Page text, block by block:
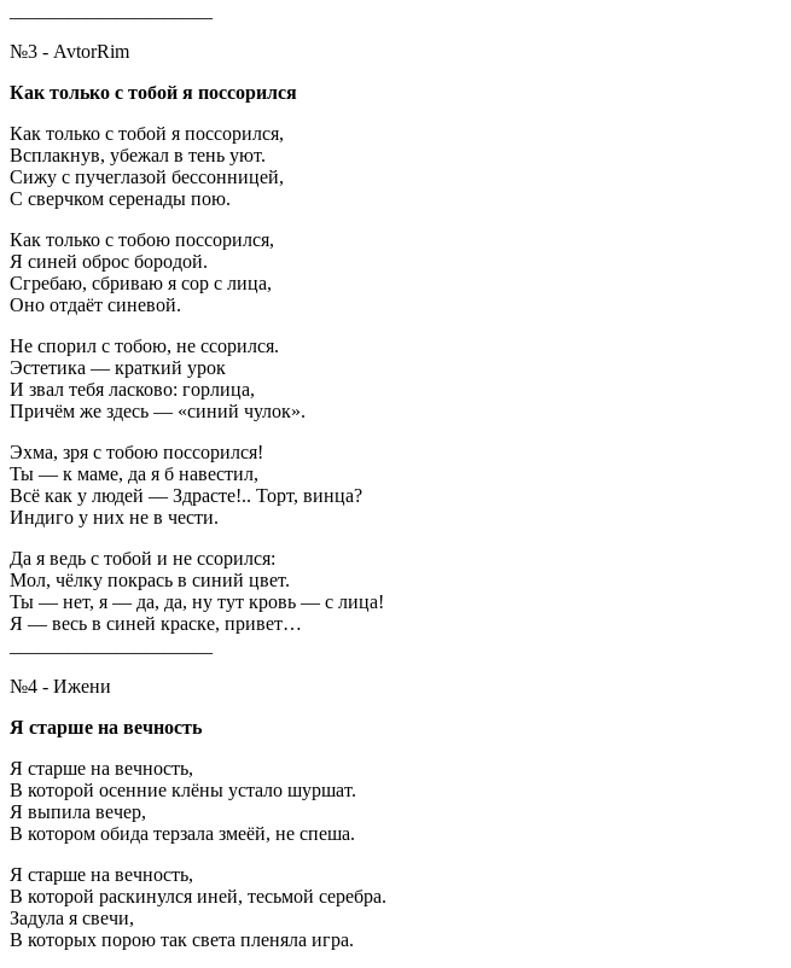
№3 - AvtorRim
Как только с тобой я поссорился
Как только с тобой я поссорился,
Всплакнув, убежал в тень уют.
Сижу с пучеглазой бессонницей,
С сверчком серенады пою.
Как только с тобою поссорился,
Я синей оброс бородой.
Сгребаю, сбриваю я сор с лица,
Оно отдаёт синевой.
Не спорил с тобою, не ссорился.
Эстетика — краткий урок
И звал тебя ласково: горлица,
Причём же здесь — «синий чулок».
Эхма, зря с тобою поссорился!
Ты — к маме, да я б навестил,
Всё как у людей — Здрасте!.. Торт, винца?
Индиго у них не в чести.
Да я ведь с тобой и не ссорился:
Мол, чёлку покрась в синий цвет.
Ты — нет, я — да, да, ну тут кровь — с лица!
Я — весь в синей краске, привет…
№4 - Ижени
Я старше на вечность
Я старше на вечность,
В которой осенние клёны устало шуршат.
Я выпила вечер,
В котором обида терзала змеёй, не спеша.
Я старше на вечность,
В которой раскинулся иней, тесьмой серебра.
Задула я свечи,
В которых порою так света пленяла игра.